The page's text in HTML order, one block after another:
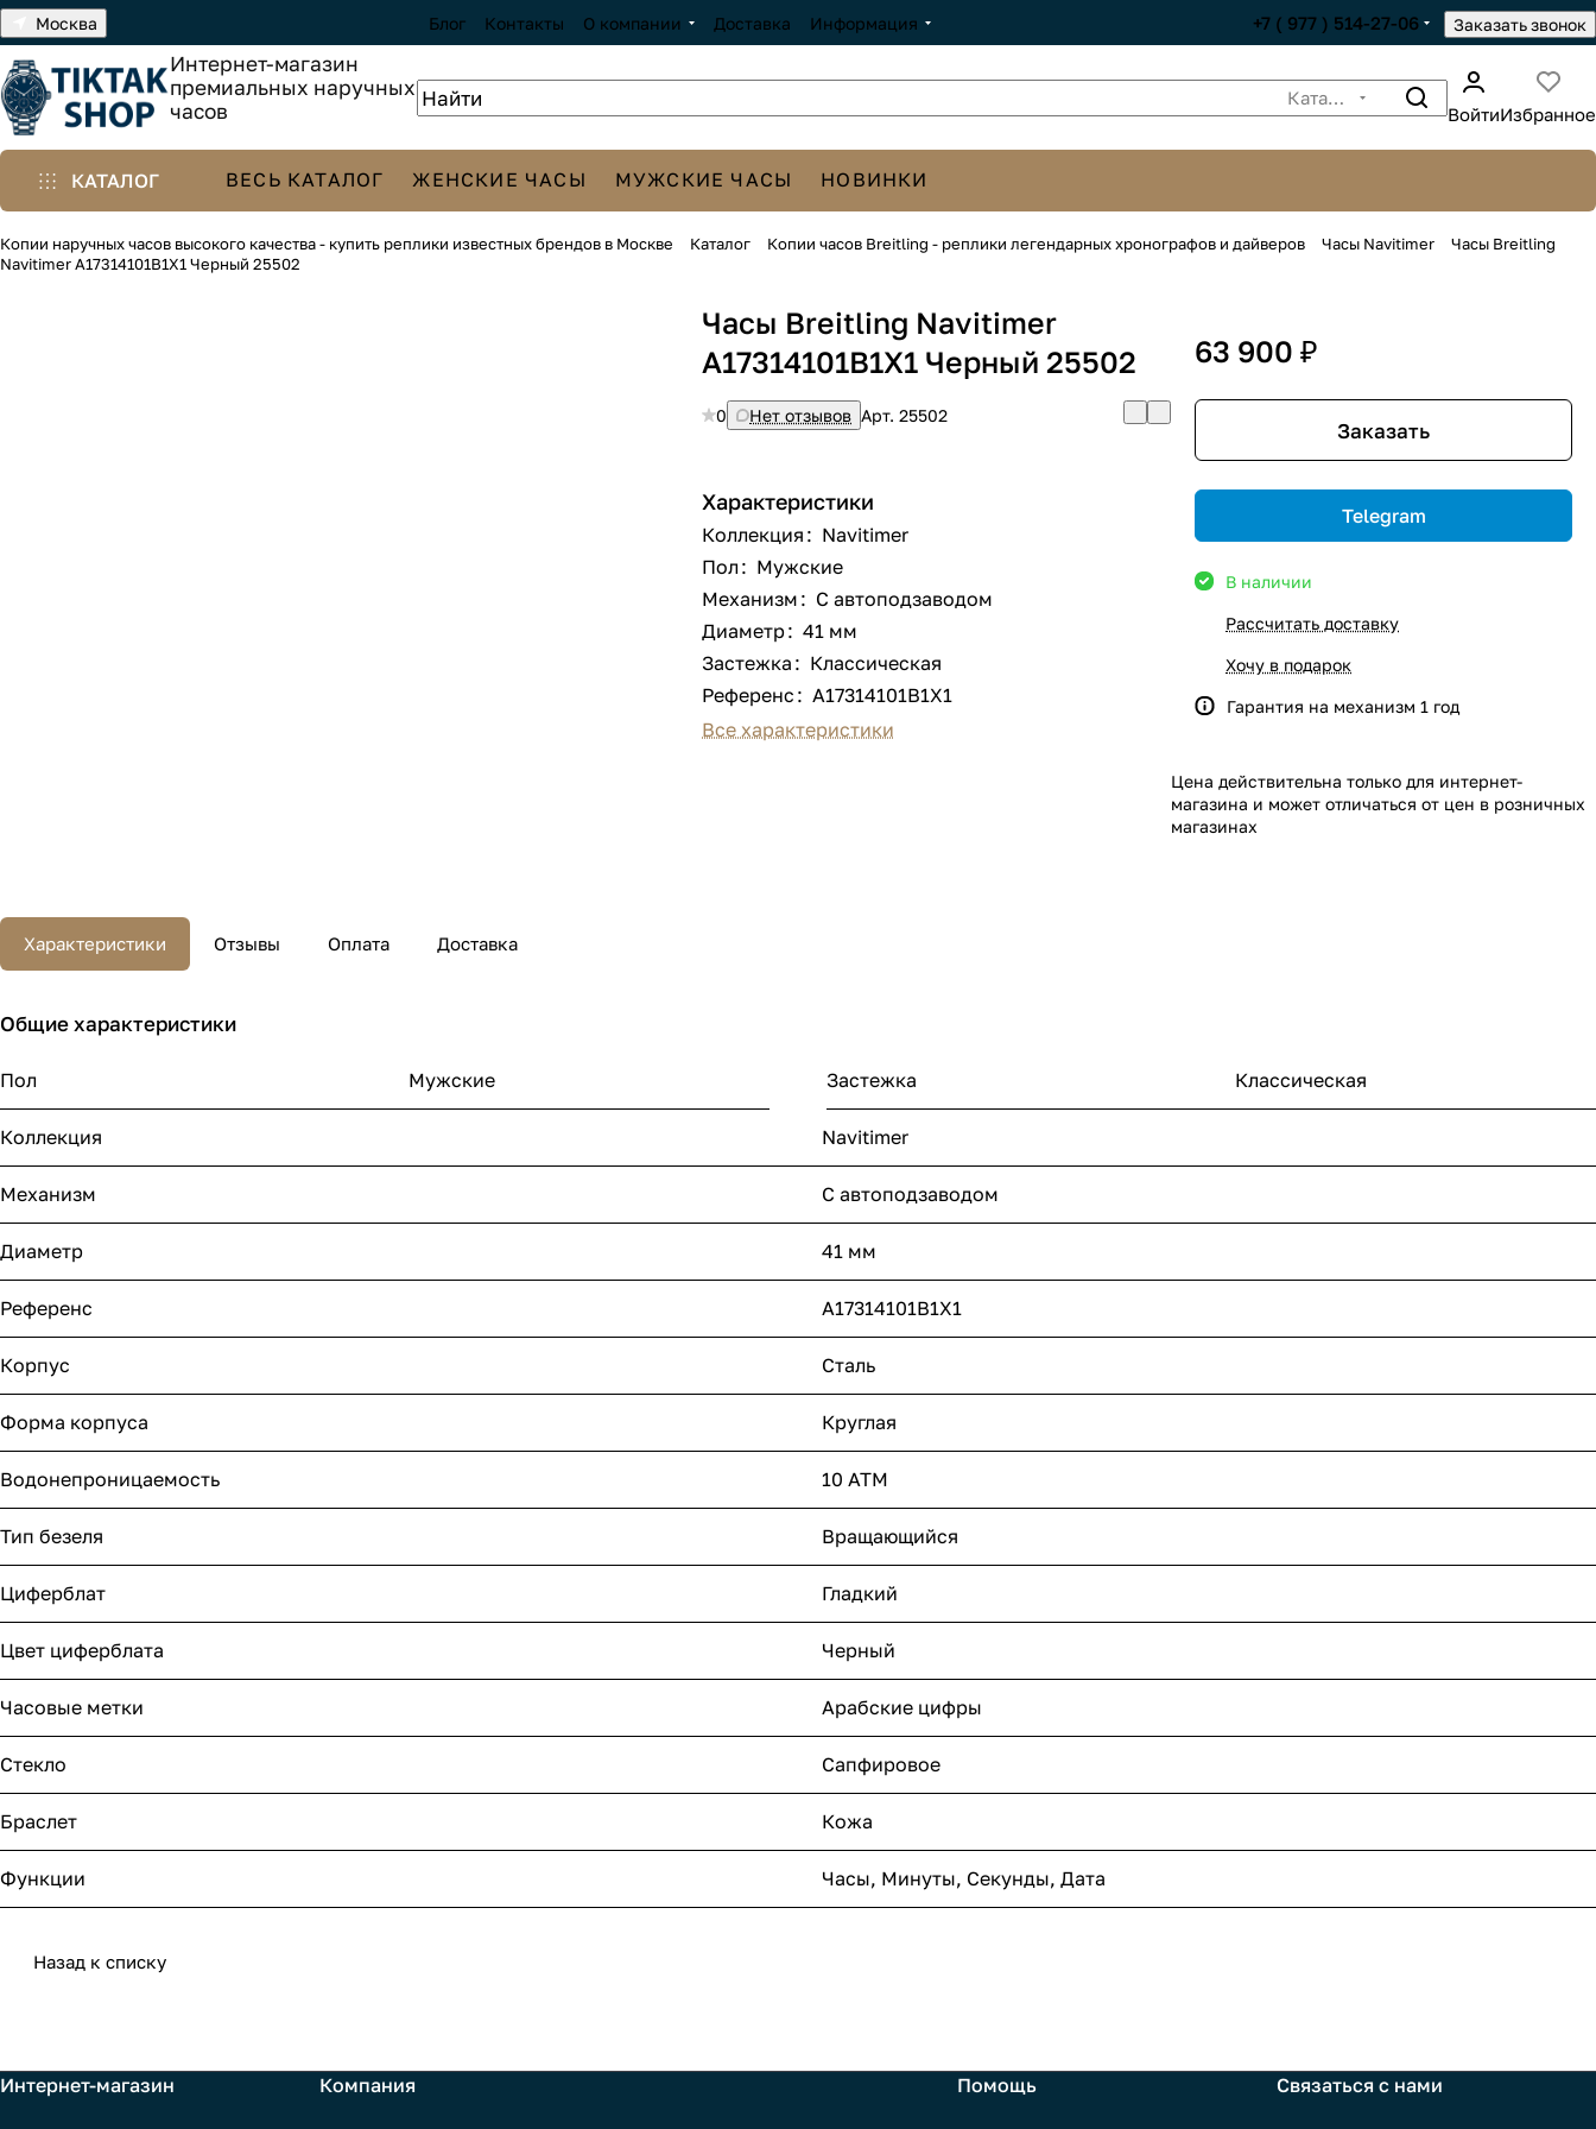
Москва Блог Контакты О компании Доставка Информация +7 ( 977 ) 514-27-06 Заказать звонок
Интернет-магазин
премиальных наручных
часов
ВойтиИзбранное
КАТАЛОГ ВЕСЬ КАТАЛОГ ЖЕНСКИЕ ЧАСЫ МУЖСКИЕ ЧАСЫ НОВИНКИ
Копии наручных часов высокого качества - купить реплики известных брендов в Москве Каталог Копии часов Breitling - реплики легендарных хронографов и дайверов Часы Navitimer
Часы Breitling
Navitimer A17314101B1X1 Черный 25502
Часы Breitling Navitimer
A17314101B1X1 Черный 25502
0 Нет отзывов Арт.25502
Характеристики
Коллекция : Navitimer
Пол : Мужские
Механизм : С автоподзаводом
Диаметр: 41 мм
Застежка : Классическая
Референс : A17314101B1X1
Все характеристики
63 900 ₽
Заказать
Telegram
В наличии
Рассчитать доставку
Хочу в подарок
Гарантия на механизм 1 год
Цена действительна только для интернет-
магазина и может отличаться от цен в розничных
магазинах
Характеристики Отзывы Оплата Доставка
Общие характеристики
Пол Мужские Застежка Классическая
Коллекция Navitimer
Механизм С автоподзаводом
Диаметр 41 мм
Референс A17314101B1X1
Корпус Сталь
Форма корпуса Круглая
Водонепроницаемость 10 ATM
Тип безеля Вращающийся
Циферблат Гладкий
Цвет циферблата Черный
Часовые метки Арабские цифры
Стекло Сапфировое
Браслет Кожа
Функции Часы, Минуты, Секунды, Дата
Назад к списку
Интернет-магазин Компания Помощь Связаться с нами